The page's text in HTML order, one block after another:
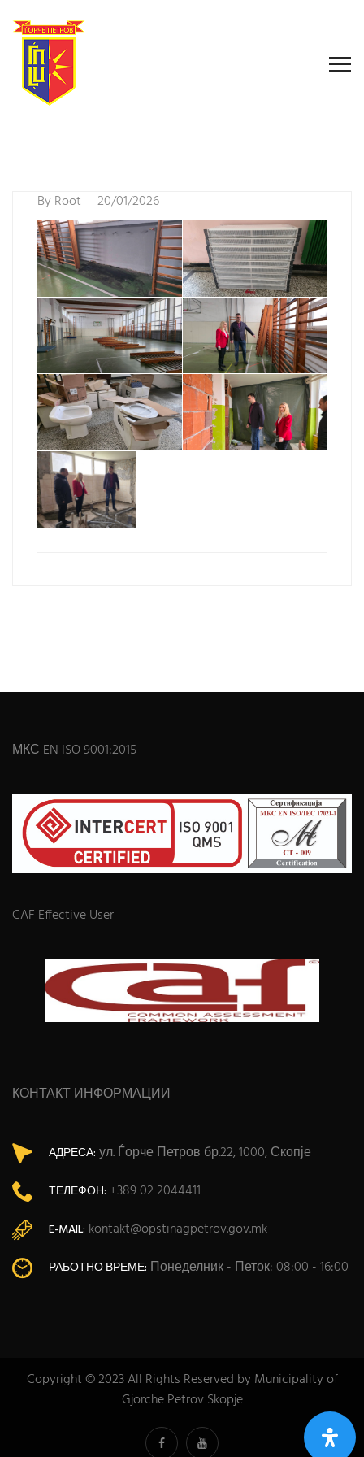
ByRoot 20/01/2026
МКС EN ISO 9001:2015
CAF Effective User
КОНТАКТ ИНФОРМАЦИИ
АДРЕСА: ул. Ѓорче Петров бр.22, 1000, Скопје
ТЕЛЕФОН: +389 02 2044411
E-MAIL: kontakt@opstinagpetrov.gov.mk
РАБОТНО ВРЕМЕ: Понеделник - Петок: 08:00 - 16:00
Copyright © 2023 All Rights Reserved by Municipality of
Gjorche Petrov Skopje